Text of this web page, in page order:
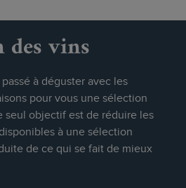
des vins
à déguster avec les
pour vous une sélection
seul objectif est de réduire les
à une sélection
de ce qui se fait de mieux